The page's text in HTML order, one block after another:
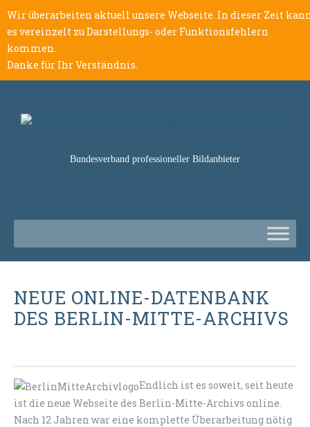
Wir überarbeiten aktuell unsere Webseite. In dieser Zeit
es vereinzelt zu Darstellungs- oder Funktionsfehlern
kommen.
Danke für Ihr Verständnis.
Bundesverband professioneller Bildanbieter
NEUE ONLINE-DATENBANK
DES BERLIN-MITTE-ARCHIVS
Endlich ist es soweit, seit heute
ist die neue Webseite des Berlin-Mitte-Archivs online.
Nach 12 Jahren war eine komplette Überarbeitung nötig